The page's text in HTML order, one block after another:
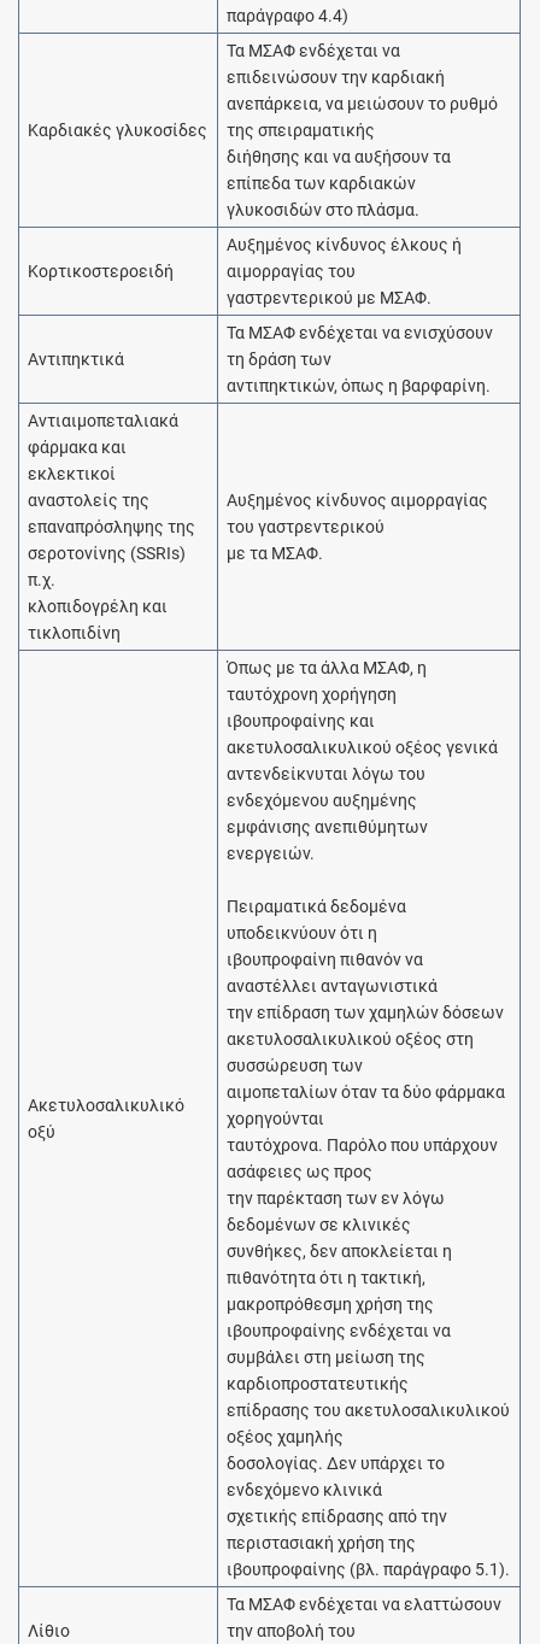
παράγραφο 4.4)
Καρδιακές γλυκοσίδες
Τα ΜΣΑΦ ενδέχεται να
επιδεινώσουν την καρδιακή
ανεπάρκεια, να μειώσουν το ρυθμό
της σπειραματικής
διήθησης και να αυξήσουν τα
επίπεδα των καρδιακών
γλυκοσιδών στο πλάσμα.
Κορτικοστεροειδή
Αυξημένος κίνδυνος έλκους ή
αιμορραγίας του
γαστρεντερικού με ΜΣΑΦ.
Αντιπηκτικά
Τα ΜΣΑΦ ενδέχεται να ενισχύσουν
τη δράση των
αντιπηκτικών, όπως η βαρφαρίνη.
Αντιαιμοπεταλιακά
φάρμακα και
εκλεκτικοί
αναστολείς της
επαναπρόσληψης της
σεροτονίνης (SSRIs)
π.χ.
κλοπιδογρέλη και
τικλοπιδίνη
Αυξημένος κίνδυνος αιμορραγίας
του γαστρεντερικού
με τα ΜΣΑΦ.
Ακετυλοσαλικυλικό
οξύ
Όπως με τα άλλα ΜΣΑΦ, η
ταυτόχρονη χορήγηση
ιβουπροφαίνης και
ακετυλοσαλικυλικού οξέος γενικά
αντενδείκνυται λόγω του
ενδεχόμενου αυξημένης
εμφάνισης ανεπιθύμητων
ενεργειών.
Πειραματικά δεδομένα
υποδεικνύουν ότι η
ιβουπροφαίνη πιθανόν να
αναστέλλει ανταγωνιστικά
την επίδραση των χαμηλών δόσεων
ακετυλοσαλικυλικού οξέος στη
συσσώρευση των
αιμοπεταλίων όταν τα δύο φάρμακα
χορηγούνται
ταυτόχρονα. Παρόλο που υπάρχουν
ασάφειες ως προς
την παρέκταση των εν λόγω
δεδομένων σε κλινικές
συνθήκες, δεν αποκλείεται η
πιθανότητα ότι η τακτική,
μακροπρόθεσμη χρήση της
ιβουπροφαίνης ενδέχεται να
συμβάλει στη μείωση της
καρδιοπροστατευτικής
επίδρασης του ακετυλοσαλικυλικού
οξέος χαμηλής
δοσολογίας. Δεν υπάρχει το
ενδεχόμενο κλινικά
σχετικής επίδρασης από την
περιστασιακή χρήση της
ιβουπροφαίνης (βλ. παράγραφο 5.1).
Λίθιο
Τα ΜΣΑΦ ενδέχεται να ελαττώσουν
την αποβολή του